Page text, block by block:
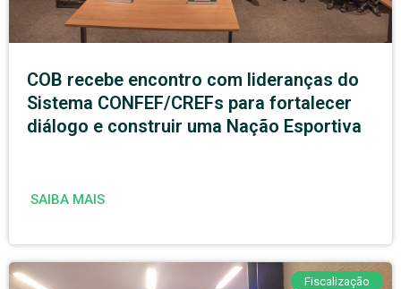
COB recebe encontro com lideranças do
Sistema CONFEF/CREFs para fortalecer
diálogo e construir uma Nação Esportiva
SAIBA MAIS
Fiscalização